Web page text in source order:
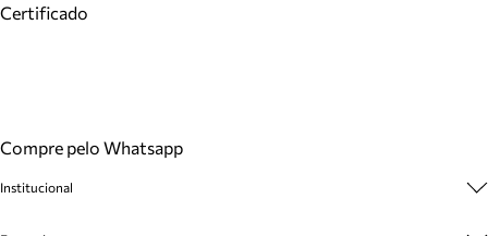
Certificado
Compre pelo Whatsapp
Institucional